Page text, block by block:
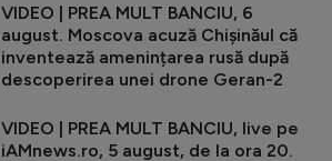
VIDEO | PREA MULT BANCIU, 6
august. Moscova acuză Chișinăul că
inventează amenințarea rusă după
descoperirea unei drone Geran-2
VIDEO | PREA MULT BANCIU, live pe
iAMnews.ro, 5 august, de la ora 20.